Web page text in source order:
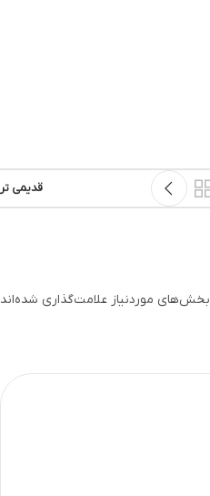
قدیمی تر
بخش‌های موردنیاز علامت‌گذاری شده‌اند